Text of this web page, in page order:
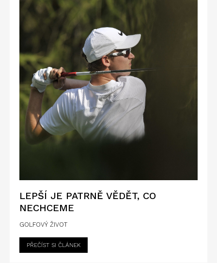
LEPŠÍ JE PATRNĚ VĚDĚT, CO
NECHCEME
GOLFOVÝ ŽIVOT
PŘEČÍST SI ČLÁNEK